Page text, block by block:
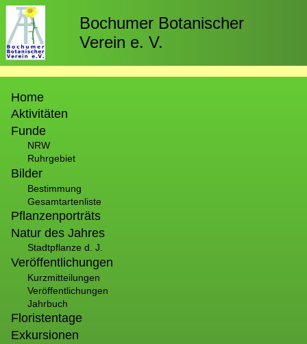
Direkt
zum
Inhalt
Bochumer Botanischer
Verein e. V.
Home
Aktivitäten
Funde
NRW
Ruhrgebiet
Bilder
Bestimmung
Gesamtartenliste
Pflanzenporträts
Natur des Jahres
Stadtpflanze d. J.
Veröffentlichungen
Kurzmitteilungen
Veröffentlichungen
Jahrbuch
Floristentage
Exkursionen